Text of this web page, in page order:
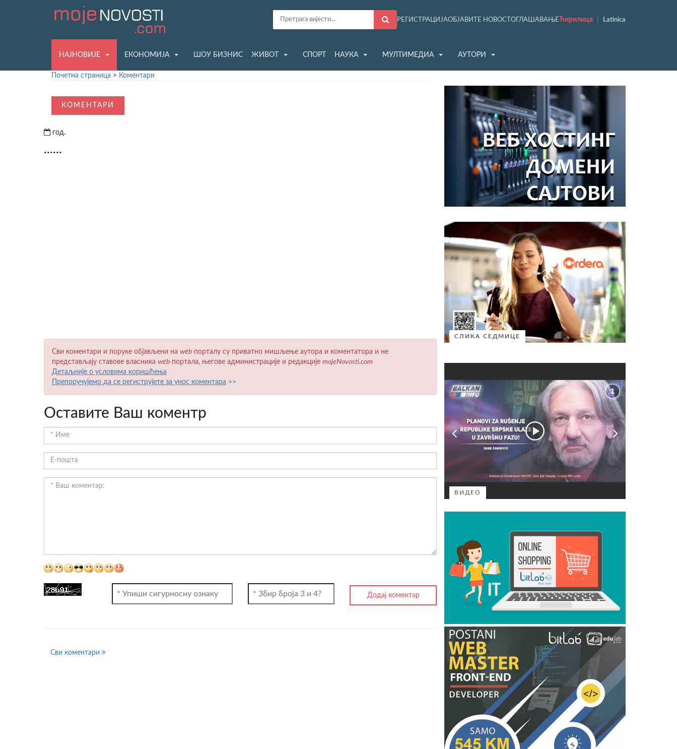
РЕГИСТРАЦИЈАОБЈАВИТЕ НОВОСТ ОГЛАШАВАЊЕ Ћирилица Latinica
НАЈНОВИЈЕ ЕКОНОМИЈА ШОУ БИЗНИС ЖИВОТ СПОРТ НАУКА МУЛТИМЕДИА АУТОРИ
Почетна страница > Коментари
КОМЕНТАРИ
год.
......
Сви коментари и поруке објављени на wеb порталу су приватно мишљење аутора и коментатора и не
представљају ставове власника wеb портала, његове администрације и редакције mojeNovosti.com
Детаљније о условима коришћења
Препоручујемо да се региструјете за унос коментара >>
Оставите Ваш коментр
Сви коментари
СЛИКА СЕДМИЦЕ
ВИДЕО